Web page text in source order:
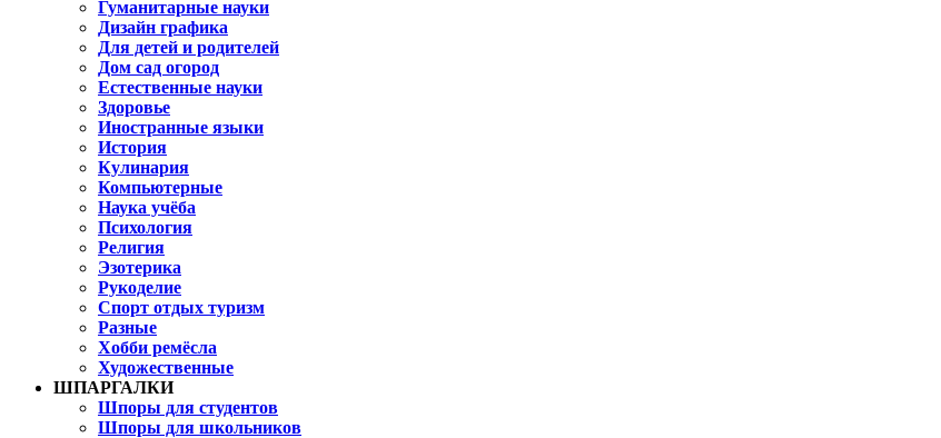
Гуманитарные науки
Дизайн графика
Для детей и родителей
Дом сад огород
Естественные науки
Здоровье
Иностранные языки
История
Кулинария
Компьютерные
Наука учёба
Психология
Религия
Эзотерика
Рукоделие
Спорт отдых туризм
Разные
Хобби ремёсла
Художественные
ШПАРГАЛКИ
Шпоры для студентов
Шпоры для школьников